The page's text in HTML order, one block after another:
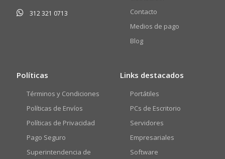
312 321 0713
Contacto
Medios de pago
Blog
Políticas
Términos y Condiciones
Políticas de Envíos
Políticas de Privacidad
Pago Seguro
Superintendencia de
Links destacados
Portátiles
PCs de Escritorio
Servidores
Empresariales
Software